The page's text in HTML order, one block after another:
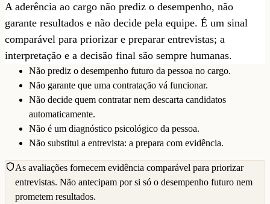
A aderência ao cargo não prediz o desempenho, não
garante resultados e não decide pela equipe. É um sinal
comparável para priorizar e preparar entrevistas; a
interpretação e a decisão final são sempre humanas.
Não prediz o desempenho futuro da pessoa no cargo.
Não garante que uma contratação vá funcionar.
Não decide quem contratar nem descarta candidatos
automaticamente.
Não é um diagnóstico psicológico da pessoa.
Não substitui a entrevista: a prepara com evidência.
As avaliações fornecem evidência comparável para priorizar
entrevistas. Não antecipam por si só o desempenho futuro nem
prometem resultados.